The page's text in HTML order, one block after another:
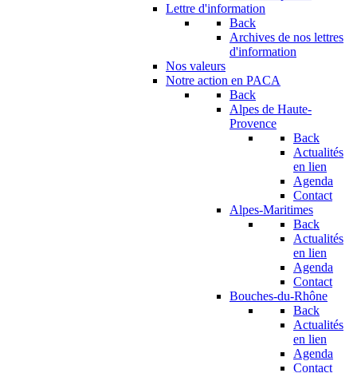
Lettre d'information
Back
Archives de nos lettres
d'information
Nos valeurs
Notre action en PACA
Back
Alpes de Haute-
Provence
Back
Actualités
en lien
Agenda
Contact
Alpes-Maritimes
Back
Actualités
en lien
Agenda
Contact
Bouches-du-Rhône
Back
Actualités
en lien
Agenda
Contact